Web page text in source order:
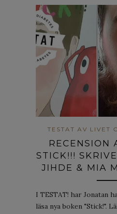
TESTAT AV LIVET
RECENSION
STICK!!!
JIHDE & MIA
I TESTAT! har Jonatan
läsa nya boken "Stick!".